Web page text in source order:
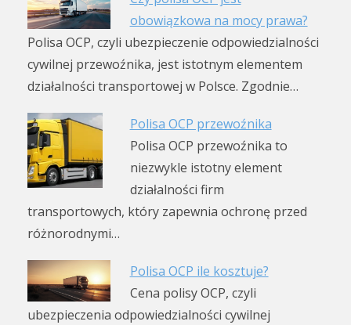
obowiązkowa na mocy prawa?
Polisa OCP, czyli ubezpieczenie odpowiedzialności
cywilnej przewoźnika, jest istotnym elementem
działalności transportowej w Polsce. Zgodnie…
Polisa OCP przewoźnika
Polisa OCP przewoźnika to
niezwykle istotny element
działalności firm
transportowych, który zapewnia ochronę przed
różnorodnymi…
Polisa OCP ile kosztuje?
Cena polisy OCP, czyli
ubezpieczenia odpowiedzialności cywilnej